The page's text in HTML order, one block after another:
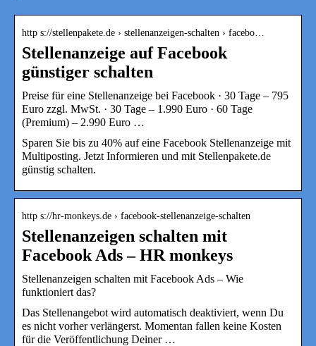
http s://stellenpakete.de › stellenanzeigen-schalten › facebo…
Stellenanzeige auf Facebook
günstiger schalten
Preise für eine Stellenanzeige bei Facebook · 30 Tage – 795
Euro zzgl. MwSt. · 30 Tage – 1.990 Euro · 60 Tage
(Premium) – 2.990 Euro …
Sparen Sie bis zu 40% auf eine Facebook Stellenanzeige mit
Multiposting. Jetzt Informieren und mit Stellenpakete.de
günstig schalten.
http s://hr-monkeys.de › facebook-stellenanzeige-schalten
Stellenanzeigen schalten mit
Facebook Ads – HR monkeys
Stellenanzeigen schalten mit Facebook Ads – Wie
funktioniert das?
Das Stellenangebot wird automatisch deaktiviert, wenn Du
es nicht vorher verlängerst. Momentan fallen keine Kosten
für die Veröffentlichung Deiner …